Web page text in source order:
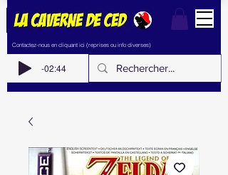
Contactez-nous en cliquant ici (reprises ou info diverses)
-02:44